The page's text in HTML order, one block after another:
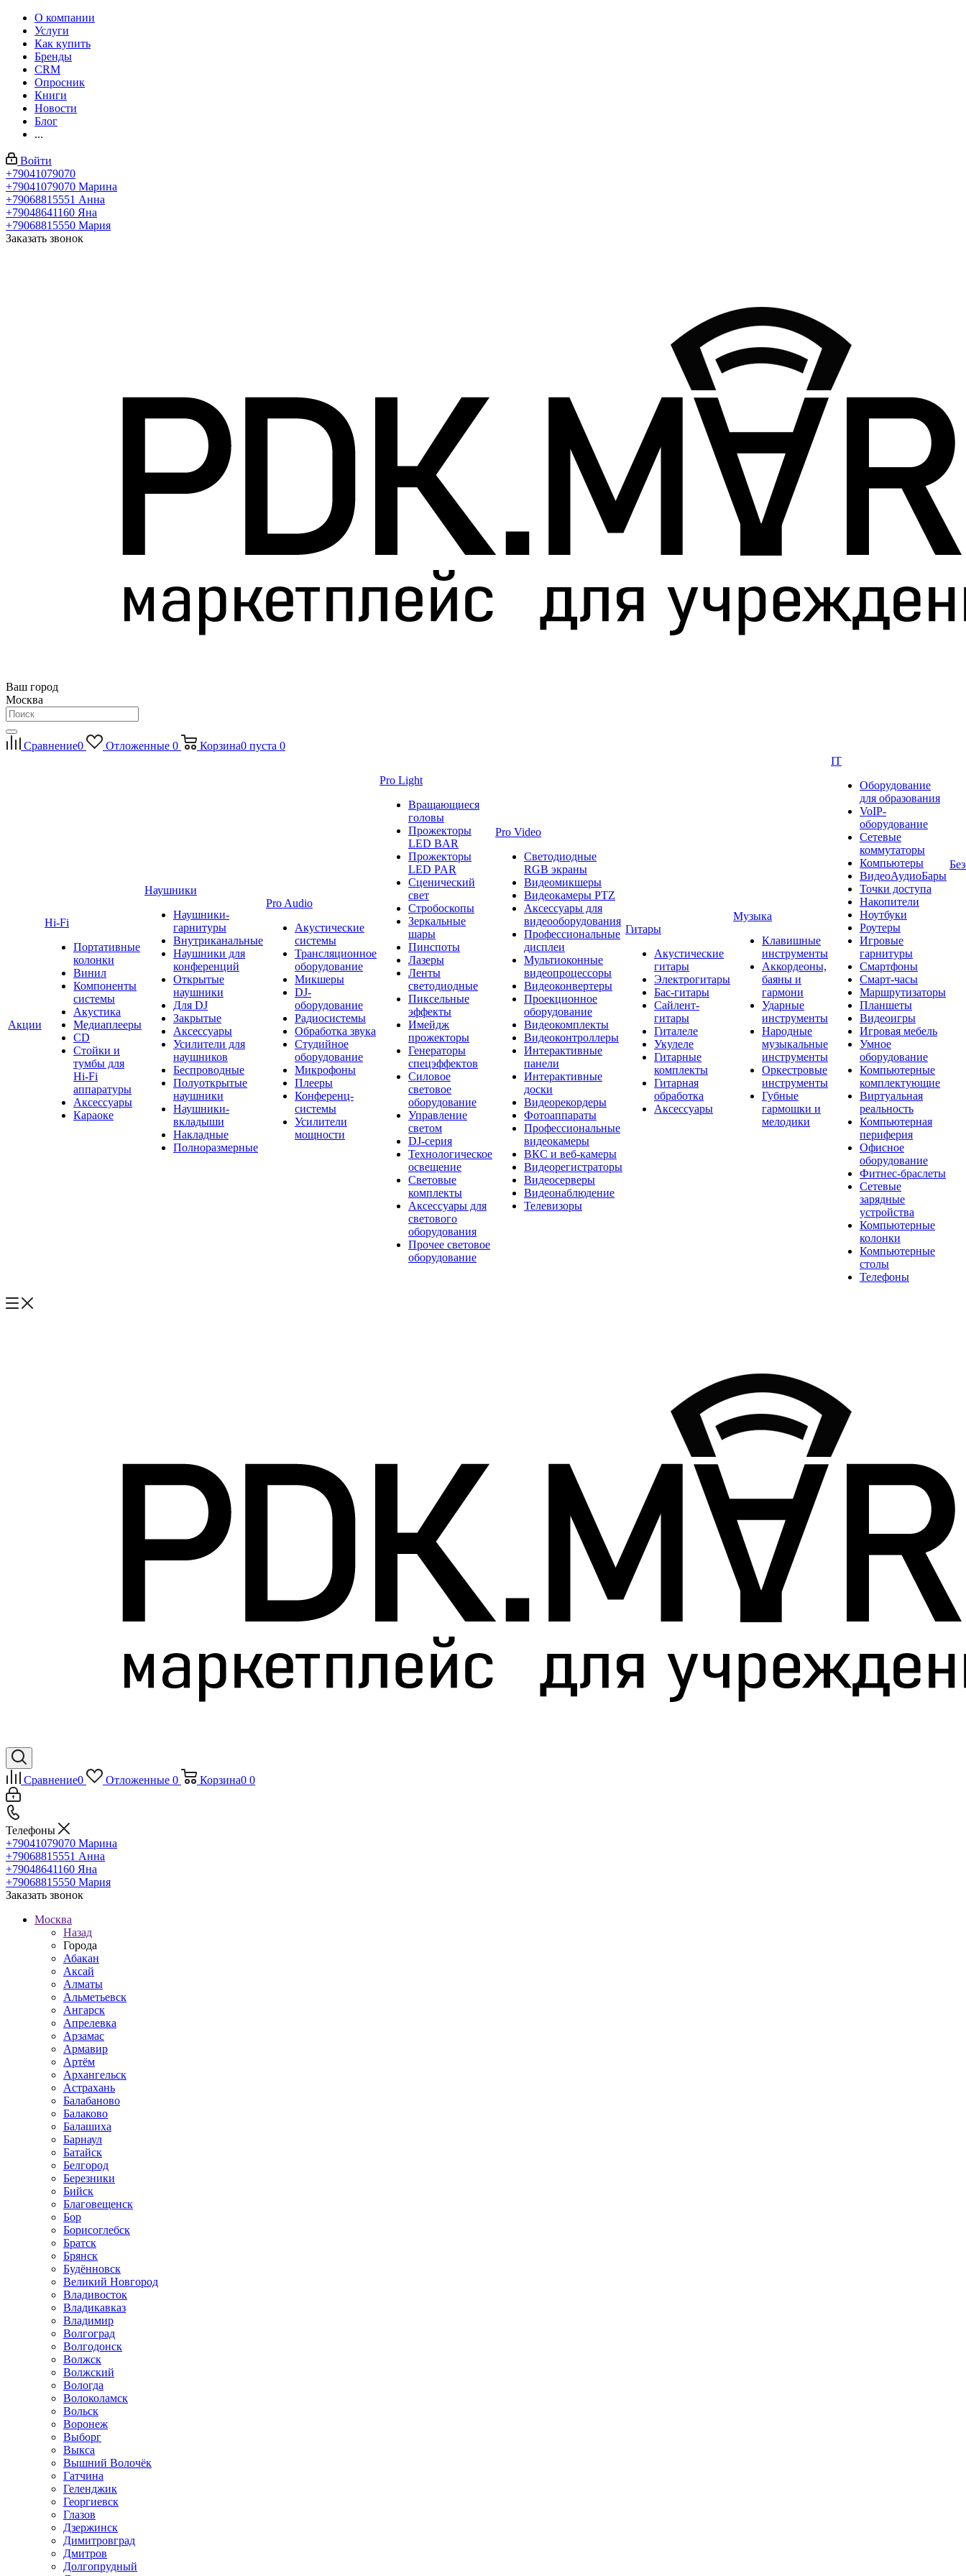
О компании
Услуги
Как купить
Бренды
CRM
Опросник
Книги
Новости
Блог
...
Войти
+79041079070
+79041079070 Марина
+79068815551 Анна
+79048641160 Яна
+79068815550 Мария
Заказать звонок
Ваш город
Москва
Сравнение0 Отложенные 0 Корзина0 пуста 0
Акции
Hi-Fi
Портативные
колонки
Винил
Компоненты
системы
Акустика
Медиаплееры
CD
Стойки и
тумбы для
Hi-Fi
аппаратуры
Аксессуары
Караоке
Наушники
Наушники-
гарнитуры
Внутриканальные
Наушники для
конференций
Открытые
наушники
Для DJ
Закрытые
Аксессуары
Усилители для
наушников
Беспроводные
Полуоткрытые
наушники
Наушники-
вкладыши
Накладные
Полноразмерные
Pro Audio
Акустические
системы
Трансляционное
оборудование
Микшеры
DJ-
оборудование
Радиосистемы
Обработка звука
Студийное
оборудование
Микрофоны
Плееры
Конференц-
системы
Усилители
мощности
Pro Light
Вращающиеся
головы
Прожекторы
LED BAR
Прожекторы
LED PAR
Сценический
свет
Стробоскопы
Зеркальные
шары
Пинспоты
Лазеры
Ленты
светодиодные
Пиксельные
эффекты
Имейдж
прожекторы
Генераторы
спецэффектов
Силовое
световое
оборудование
Управление
светом
DJ-серия
Технологическое
освещение
Световые
комплекты
Аксессуары для
светового
оборудования
Прочее световое
оборудование
Pro Video
Светодиодные
RGB экраны
Видеомикшеры
Видеокамеры PTZ
Аксессуары для
видеооборудования
Профессиональные
дисплеи
Мультиоконные
видеопроцессоры
Видеоконвертеры
Проекционное
оборудование
Видеокомплекты
Видеоконтроллеры
Интерактивные
панели
Интерактивные
доски
Видеорекордеры
Фотоаппараты
Профессиональные
видеокамеры
ВКС и веб-камеры
Видеорегистраторы
Видеосерверы
Видеонаблюдение
Телевизоры
Гитары
Акустические
гитары
Электрогитары
Бас-гитары
Сайлент-
гитары
Гиталеле
Укулеле
Гитарные
комплекты
Гитарная
обработка
Аксессуары
Музыка
Клавишные
инструменты
Аккордеоны,
баяны и
гармони
Ударные
инструменты
Народные
музыкальные
инструменты
Оркестровые
инструменты
Губные
гармошки и
мелодики
IT
Оборудование
для образования
VoIP-
оборудование
Сетевые
коммутаторы
Компьютеры
ВидеоАудиоБары
Точки доступа
Накопители
Ноутбуки
Роутеры
Игровые
гарнитуры
Смартфоны
Смарт-часы
Маршрутизаторы
Планшеты
Видеоигры
Игровая мебель
Умное
оборудование
Компьютерные
комплектующие
Виртуальная
реальность
Компьютерная
периферия
Офисное
оборудование
Фитнес-браслеты
Сетевые
зарядные
устройства
Компьютерные
колонки
Компьютерные
столы
Телефоны
Сравнение0 Отложенные 0 Корзина0 0
Телефоны
+79041079070 Марина
+79068815551 Анна
+79048641160 Яна
+79068815550 Мария
Заказать звонок
Москва
Назад
Города
Абакан
Аксай
Алматы
Альметьевск
Ангарск
Апрелевка
Арзамас
Армавир
Артём
Архангельск
Астрахань
Балабаново
Балаково
Балашиха
Барнаул
Батайск
Белгород
Березники
Бийск
Благовещенск
Бор
Борисоглебск
Братск
Брянск
Будённовск
Великий Новгород
Владивосток
Владикавказ
Владимир
Волгоград
Волгодонск
Волжск
Волжский
Вологда
Волоколамск
Вольск
Воронеж
Выборг
Выкса
Вышний Волочёк
Гатчина
Геленджик
Георгиевск
Глазов
Дзержинск
Димитровград
Дмитров
Долгопрудный